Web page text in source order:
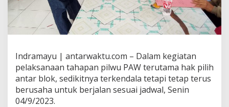
Indramayu | antarwaktu.com – Dalam kegiatan
pelaksanaan tahapan pilwu PAW terutama hak pilih
antar blok, sedikitnya terkendala tetapi tetap terus
berusaha untuk berjalan sesuai jadwal, Senin
04/9/2023.